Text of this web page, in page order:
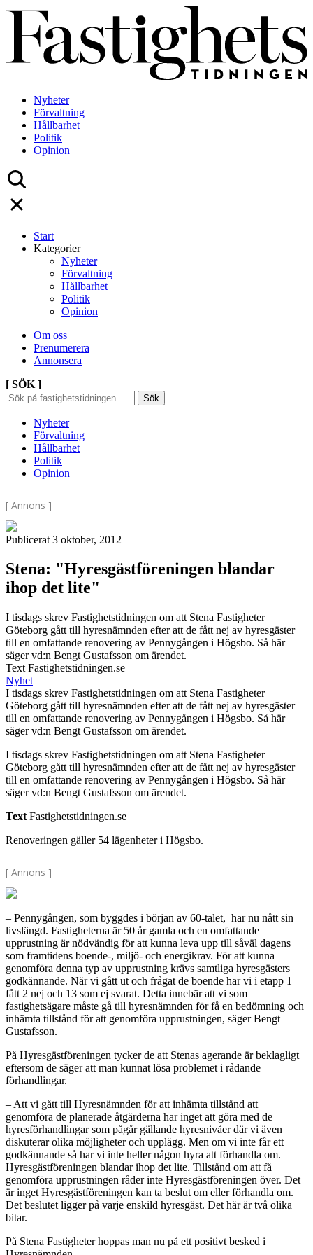
Skip
content
Nyheter
Förvaltning
Hållbarhet
Politik
Opinion
Start
Kategorier
Nyheter
Förvaltning
Hållbarhet
Politik
Opinion
Om oss
Prenumerera
Annonsera
[ SÖK ]
Sök
efter:
Sök
Sök
Nyheter
Förvaltning
Hållbarhet
Politik
Opinion
[ Annons ]
Publicerat 3 oktober, 2012
Stena: "Hyresgästföreningen blandar
ihop det lite"
I tisdags skrev Fastighetstidningen om att Stena Fastigheter
Göteborg gått till hyresnämnden efter att de fått nej av hyresgäster
till en omfattande renovering av Pennygången i Högsbo. Så här
säger vd:n Bengt Gustafsson om ärendet.
Text Fastighetstidningen.se
Nyhet
I tisdags skrev Fastighetstidningen om att Stena Fastigheter
Göteborg gått till hyresnämnden efter att de fått nej av hyresgäster
till en omfattande renovering av Pennygången i Högsbo. Så här
säger vd:n Bengt Gustafsson om ärendet.
I tisdags skrev Fastighetstidningen om att Stena Fastigheter
Göteborg gått till hyresnämnden efter att de fått nej av hyresgäster
till en omfattande renovering av Pennygången i Högsbo. Så här
säger vd:n Bengt Gustafsson om ärendet.
Text Fastighetstidningen.se
Renoveringen gäller 54 lägenheter i Högsbo.
[ Annons ]
– Pennygången, som byggdes i början av 60-talet, har nu nått sin
livslängd. Fastigheterna är 50 år gamla och en omfattande
upprustning är nödvändig för att kunna leva upp till såväl dagens
som framtidens boende-, miljö- och energikrav. För att kunna
genomföra denna typ av upprustning krävs samtliga hyresgästers
godkännande. När vi gått ut och frågat de boende har vi i etapp 1
fått 2 nej och 13 som ej svarat. Detta innebär att vi som
fastighetsägare måste gå till hyresnämnden för få en bedömning och
inhämta tillstånd för att genomföra upprustningen, säger Bengt
Gustafsson.
På Hyresgästföreningen tycker de att Stenas agerande är beklagligt
eftersom de säger att man kunnat lösa problemet i rådande
förhandlingar.
– Att vi gått till Hyresnämnden för att inhämta tillstånd att
genomföra de planerade åtgärderna har inget att göra med de
hyresförhandlingar som pågår gällande hyresnivåer där vi även
diskuterar olika möjligheter och upplägg. Men om vi inte får ett
godkännande så har vi inte heller någon hyra att förhandla om.
Hyresgästföreningen blandar ihop det lite. Tillstånd om att få
genomföra upprustningen råder inte Hyresgästföreningen över. Det
är inget Hyresgästföreningen kan ta beslut om eller förhandla om.
Det beslutet ligger på varje enskild hyresgäst. Det här är två olika
bitar.
På Stena Fastigheter hoppas man nu på ett positivt besked i